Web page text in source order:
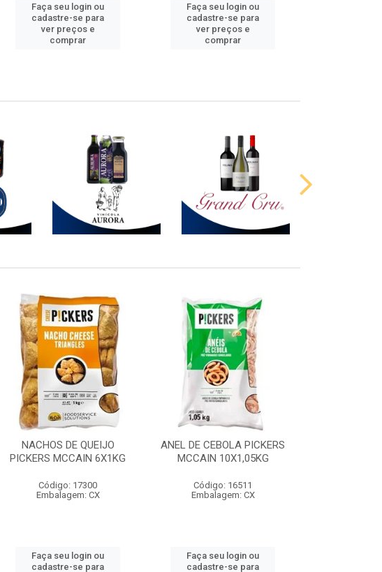
Faça seu login ou
cadastre-se para
ver preços e
comprar
Faça seu login ou
cadastre-se para
ver preços e
comprar
NACHOS DE QUEIJO
PICKERS MCCAIN 6X1KG
Código: 17300
Embalagem: CX
Faça seu login ou
cadastre-se para
ANEL DE CEBOLA PICKERS
MCCAIN 10X1,05KG
Código: 16511
Embalagem: CX
Faça seu login ou
cadastre-se para